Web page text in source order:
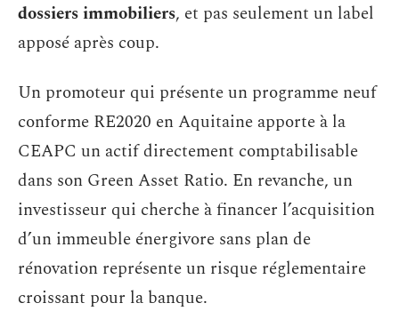
dossiers immobiliers, et pas seulement un label
apposé après coup.
Un promoteur qui présente un programme neuf
conforme RE2020 en Aquitaine apporte à la
CEAPC un actif directement comptabilisable
dans son Green Asset Ratio. En revanche, un
investisseur qui cherche à financer l’acquisition
d’un immeuble énergivore sans plan de
rénovation représente un risque réglementaire
croissant pour la banque.